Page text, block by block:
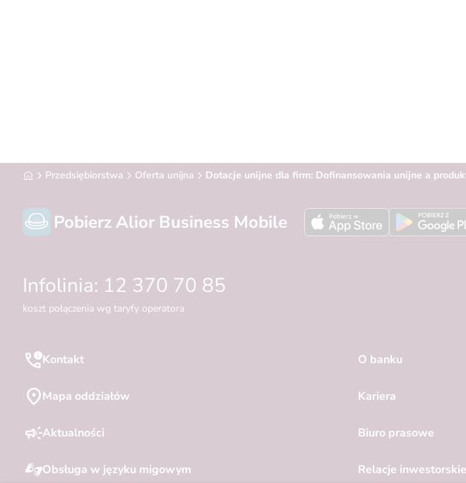
Alior BankPrzedsiębiorstwa Oferta unijna Dotacje unijne dla firm: Dofinansowania unijne a
Pobierz Alior Business Mobile
Infolinia: 12 370 70 85
koszt połączenia wg taryfy operatora
Kontakt
Mapa oddziałów
Aktualności
Obsługa w języku migowym
O banku
Kariera
Biuro prasowe
Relacje inwestorskie